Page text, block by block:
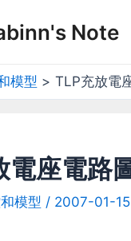
Note
模型 TLP充放電
電座電路
模型 / 2007-01-15